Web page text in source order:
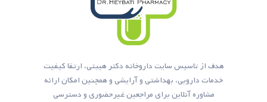
هدف از تاسیس سایت داروخانه دکتر هیبتی، ارتقا کیفیت
خدمات دارویی، بهداشتی و آرایشی و همچنین امکان ارائه
مشاوره آنلاین برای مراجعین غیرحضوری و دسترسی